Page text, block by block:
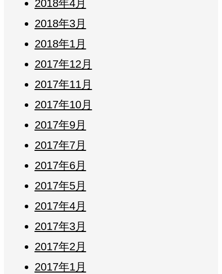
2018年4月
2018年3月
2018年1月
2017年12月
2017年11月
2017年10月
2017年9月
2017年7月
2017年6月
2017年5月
2017年4月
2017年3月
2017年2月
2017年1月